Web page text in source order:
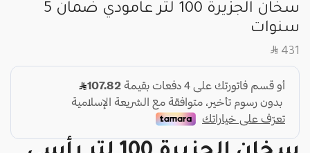
سخان الجزيرة 100 لتر عامودي ضمان 5
سنوات
SAR 431